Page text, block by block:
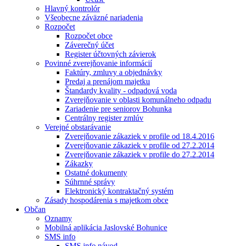
Hlavný kontrolór
Všeobecne záväzné nariadenia
Rozpočet
Rozpočet obce
Záverečný účet
Register účtovných závierok
Povinné zverejňovanie informácií
Faktúry, zmluvy a objednávky
Predaj a prenájom majetku
Štandardy kvality - odpadová voda
Zverejňovanie v oblasti komunálneho odpadu
Zariadenie pre seniorov Bohunka
Centrálny register zmlúv
Verejné obstarávanie
Zverejňovanie zákaziek v profile od 18.4.2016
Zverejňovanie zákaziek v profile od 27.2.2014
Zverejňovanie zákaziek v profile do 27.2.2014
Zákazky
Ostatné dokumenty
Súhrnné správy
Elektronický kontraktačný systém
Zásady hospodárenia s majetkom obce
Občan
Oznamy
Mobilná aplikácia Jaslovské Bohunice
SMS info